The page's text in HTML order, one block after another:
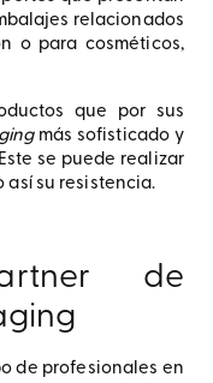
relacionados
o para cosméticos,
que por sus
más sofisticado y
se puede realizar
así su resistencia.
de
de profesionales en